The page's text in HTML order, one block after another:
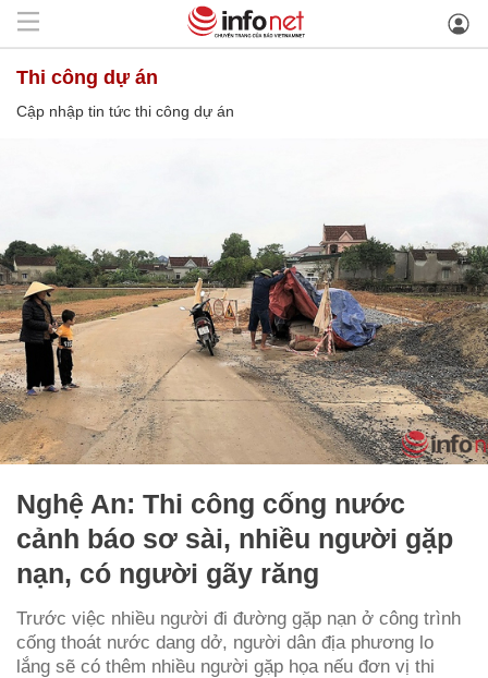
thi công dự án
Cập nhập tin tức thi công dự án
Nghệ An: Thi công cống nước
cảnh báo sơ sài, nhiều người gặp
nạn, có người gãy răng
Trước việc nhiều người đi đường gặp nạn ở công trình
cống thoát nước dang dở, người dân địa phương lo
lắng sẽ có thêm nhiều người gặp họa nếu đơn vị thi